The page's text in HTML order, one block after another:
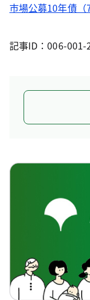
市場公募10年債
記事ID：006-